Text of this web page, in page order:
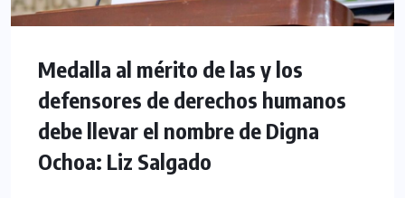
Medalla al mérito de las y los
defensores de derechos humanos
debe llevar el nombre de Digna
Ochoa: Liz Salgado